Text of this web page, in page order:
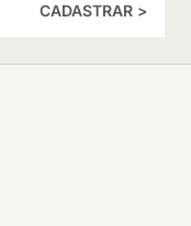
CADASTRAR >